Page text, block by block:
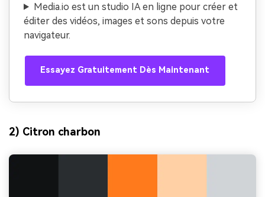
Media.io est un studio IA en ligne pour créer et
éditer des vidéos, images et sons depuis votre
navigateur.
Essayez Gratuitement Dès Maintenant
2) Citron charbon